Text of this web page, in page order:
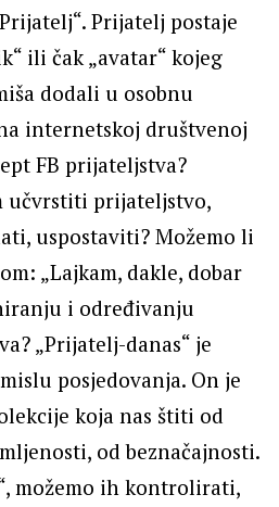
Prijatelj postaje
ili čak „avatar“ kojeg
dodali u osobnu
internetskoj društvenoj
FB prijateljstva?
učvrstiti prijateljstvo,
uspostaviti? Možemo li
„Lajkam, dakle, dobar
i određivanju
„Prijatelj-danas“ je
posjedovanja. On je
koja nas štiti od
od beznačajnosti.
možemo ih kontrolirati,